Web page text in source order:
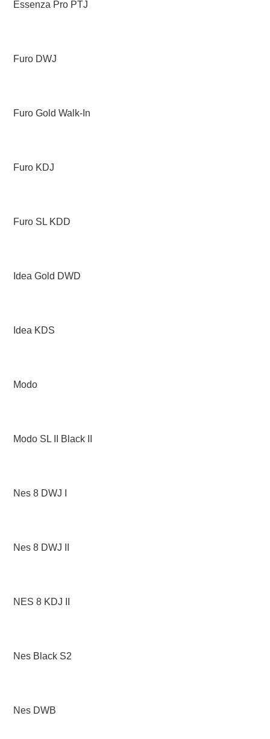
Essenza Pro PTJ
Furo DWJ
Furo Gold Walk-In
Furo KDJ
Furo SL KDD
Idea Gold DWD
Idea KDS
Modo
Modo SL II Black II
Nes 8 DWJ I
Nes 8 DWJ II
NES 8 KDJ II
Nes Black S2
Nes DWB